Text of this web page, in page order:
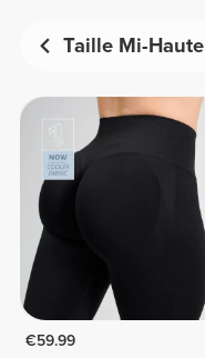
Taille Mi-Haute
€59.99